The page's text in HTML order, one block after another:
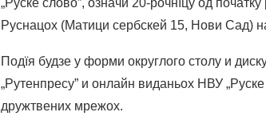
„Руске слово”, означи 20-рочнїцу од
Руснацох (Матици сербскей 15, Нови Сад)
Подїя будзе у форми округлого столу и
„Рутенпресу” и онлайн виданьох НВУ
дружтвених мрежох.